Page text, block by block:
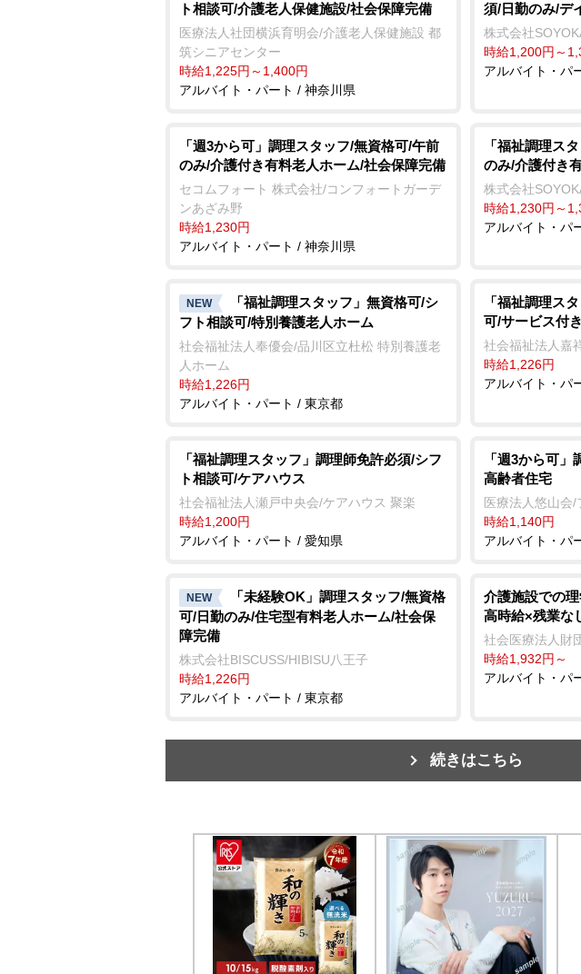
ト相談可/介護老人保健施設/社会保障完備
医療法人社団横浜育明会/介護老人保健施設 都
筑シニアセンター
時給1,225円～1,400円
アルバイト・パート / 神奈川県
須/日勤のみ/デ
株式会社
時給1,200円～
アルバイト・パ
「週3から可」調理スタッフ/無資格可/午前
のみ/介護付き有料老人ホーム/社会保障完備
セコムフォート 株式会社/コンフォートガーデ
ンあざみ野
時給1,230円
アルバイト・パート / 神奈川県
「福祉調理ス
のみ/介護付き
株式会社
時給1,230円～
アルバイト・パ
NEW
「福祉調理スタッフ」無資格可/シ
フト相談可/特別養護老人ホーム
社会福祉法人奉優会/品川区立杜松 特別養護老
人ホーム
時給1,226円
アルバイト・パート / 東京都
「福祉調理ス
可/サービス付
社会福祉法人嘉
時給1,226円
アルバイト・パ
「福祉調理スタッフ」調理師免許必須/シフ
ト相談可/ケアハウス
社会福祉法人瀬戸中央会/ケアハウス 聚楽
時給1,200円
アルバイト・パート / 愛知県
「週3から可
高齢者住宅
医療法人悠山会
時給1,140円
アルバイト・パ
NEW
「未経験OK」調理スタッフ/無資格
可/日勤のみ/住宅型有料老人ホーム/社会保
障完備
株式会社BISCUSS/HIBISU八王子
時給1,226円
アルバイト・パート / 東京都
介護施設での
高時給×残業な
社会医療法人財
時給1,932円～
アルバイト・パ
続きはこちら